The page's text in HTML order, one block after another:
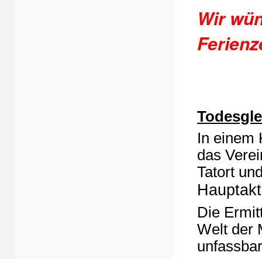
Wir
In einem
das
Tatort
Die
Welt der